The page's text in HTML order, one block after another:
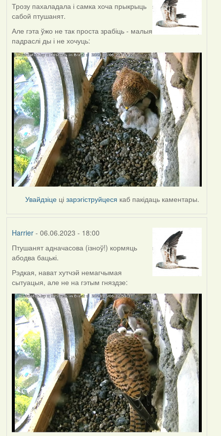
Трозу пахаладала і самка хоча прыкрыць
сабой птушанят.
Але гэта ўжо не так проста зрабіць - малыя
падраслі ды і не хочуць:
Увайдзіце цізарэгіструйцеся каб пакідаць каментары.
Harrier- 06.06.2023 - 18:00
Птушанят адначасова (ізноў!) кормяць
абодва бацькі.
Рэдкая, нават хутчэй немагчымая
сытуацыя, але не на гэтым гняздзе: